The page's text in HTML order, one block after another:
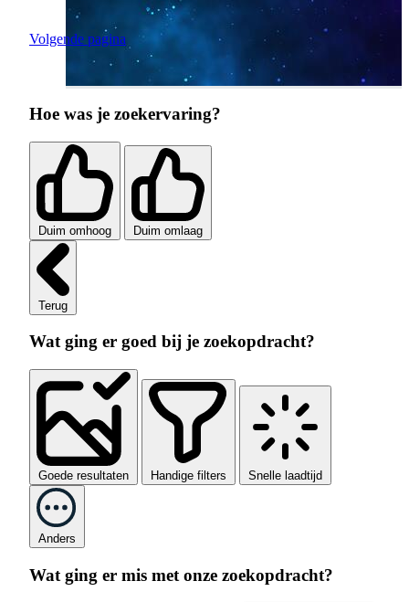
Volgende pagina
Hoe was je zoekervaring?
Duim omhoog Duim omlaag
Terug
Wat ging er goed bij je zoekopdracht?
Goede resultaten Handige filters Snelle laadtijd
Anders
Wat ging er mis met onze zoekopdracht?